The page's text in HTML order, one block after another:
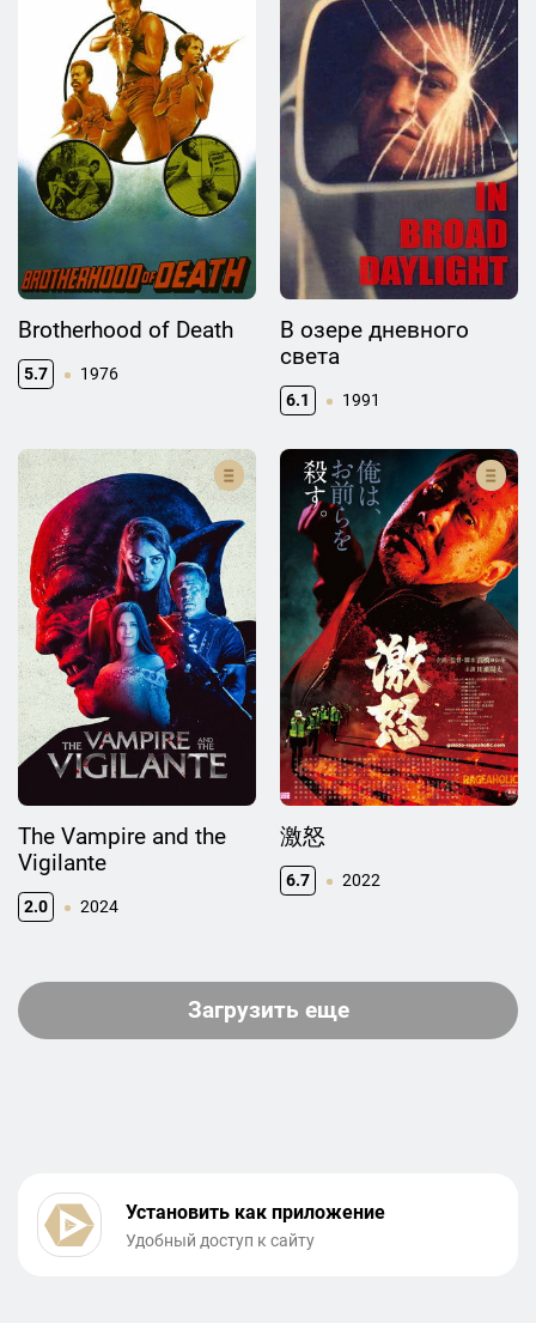
Brotherhood of Death
5.7 1976
В озере дневного
света
6.1 1991
The Vampire and the
Vigilante
2.0 2024
激怒
6.7 2022
Загрузить еще
Установить как приложение
Удобный доступ к сайту